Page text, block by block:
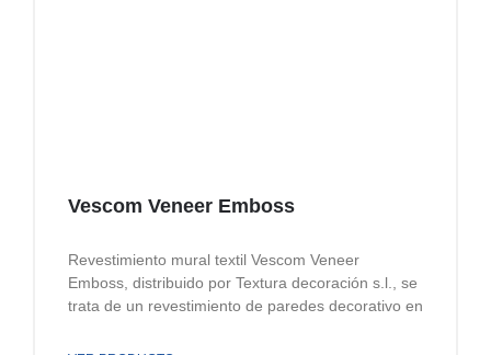
Vescom Veneer Emboss
Revestimiento mural textil Vescom Veneer
Emboss, distribuido por Textura decoración s.l., se
trata de un revestimiento de paredes decorativo en